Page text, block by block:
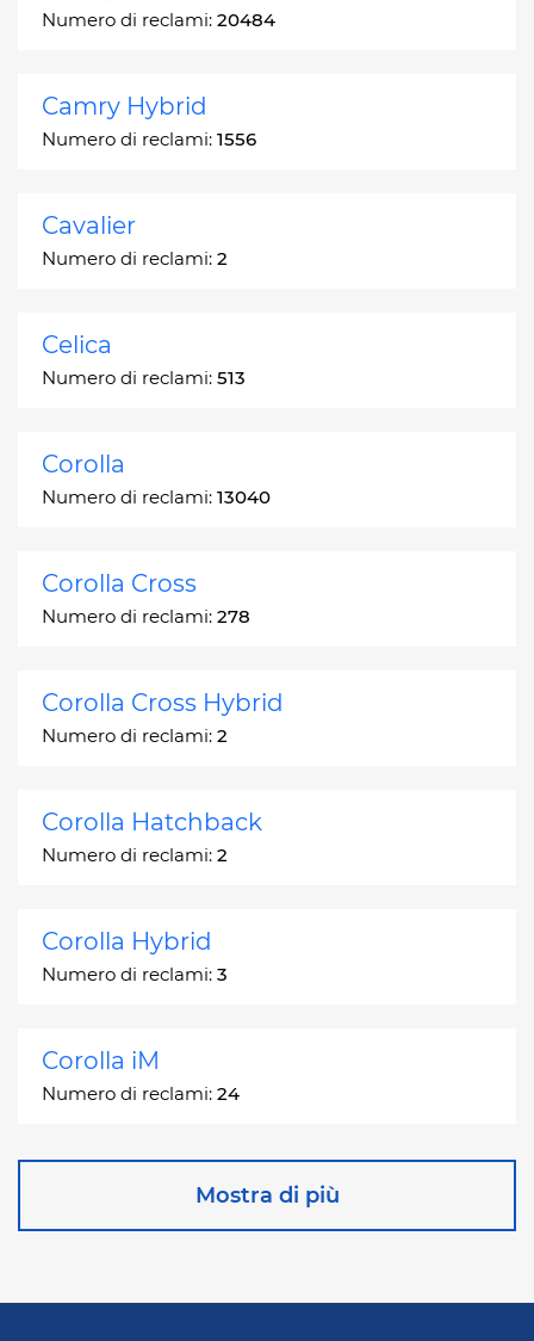
Numero di reclami: 20484
Camry Hybrid
Numero di reclami: 1556
Cavalier
Numero di reclami: 2
Celica
Numero di reclami: 513
Corolla
Numero di reclami: 13040
Corolla Cross
Numero di reclami: 278
Corolla Cross Hybrid
Numero di reclami: 2
Corolla Hatchback
Numero di reclami: 2
Corolla Hybrid
Numero di reclami: 3
Corolla iM
Numero di reclami: 24
Corona Station Wagon
Mostra di più